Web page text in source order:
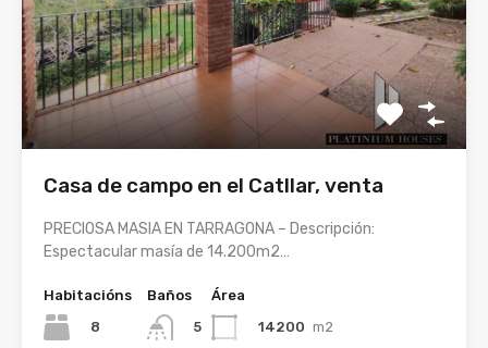
Casa de campo en el Catllar, venta
PRECIOSA MASIA EN TARRAGONA – Descripción:
Espectacular masía de 14.200m2…
Habitacións
8
Baños
5
Área
14200 m2